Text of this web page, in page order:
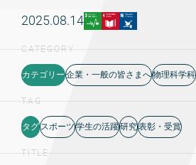
2025.08.14
CATEGORY
カテゴリー 企業・一般の皆さまへ物理科学科
TAG
タグスポーツ学生の活躍研究表彰・受賞
TITLE